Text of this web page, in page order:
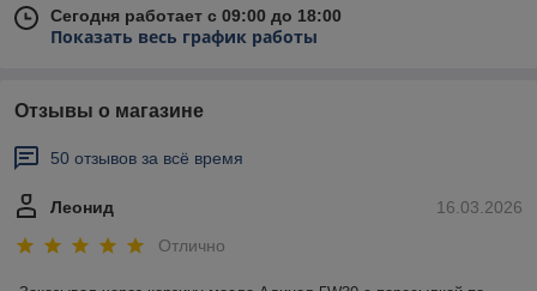
Сегодня работает с 09:00 до 18:00
Показать весь график работы
Отзывы о магазине
50 отзывов за всё время
16.03.2026
Леонид
Отлично